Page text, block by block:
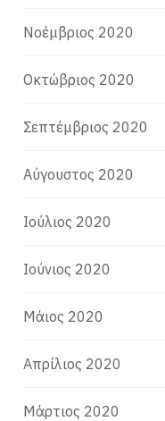
Νοέμβριος 2020
Οκτώβριος 2020
Σεπτέμβριος 2020
Αύγουστος 2020
Ιούλιος 2020
Ιούνιος 2020
Μάιος 2020
Απρίλιος 2020
Μάρτιος 2020